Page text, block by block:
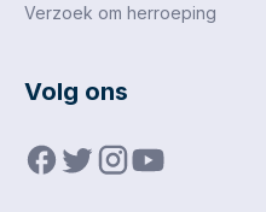
Verzoek om herroeping
Volg ons